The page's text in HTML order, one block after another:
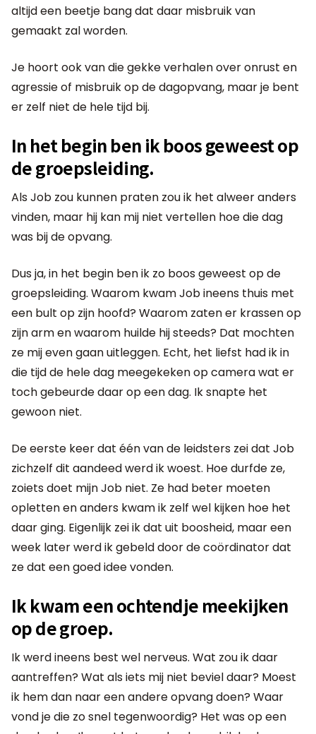
altijd een beetje bang dat daar misbruik van
gemaakt zal worden.
Je hoort ook van die gekke verhalen over onrust en
agressie of misbruik op de dagopvang, maar je bent
er zelf niet de hele tijd bij.
In het begin ben ik boos geweest op
de groepsleiding.
Als Job zou kunnen praten zou ik het alweer anders
vinden, maar hij kan mij niet vertellen hoe die dag
was bij de opvang.
Dus ja, in het begin ben ik zo boos geweest op de
groepsleiding. Waarom kwam Job ineens thuis met
een bult op zijn hoofd? Waarom zaten er krassen op
zijn arm en waarom huilde hij steeds? Dat mochten
ze mij even gaan uitleggen. Echt, het liefst had ik in
die tijd de hele dag meegekeken op camera wat er
toch gebeurde daar op een dag. Ik snapte het
gewoon niet.
De eerste keer dat één van de leidsters zei dat Job
zichzelf dit aandeed werd ik woest. Hoe durfde ze,
zoiets doet mijn Job niet. Ze had beter moeten
opletten en anders kwam ik zelf wel kijken hoe het
daar ging. Eigenlijk zei ik dat uit boosheid, maar een
week later werd ik gebeld door de coördinator dat
ze dat een goed idee vonden.
Ik kwam een ochtendje meekijken
op de groep.
Ik werd ineens best wel nerveus. Wat zou ik daar
aantreffen? Wat als iets mij niet beviel daar? Moest
ik hem dan naar een andere opvang doen? Waar
vond je die zo snel tegenwoordig? Het was op een